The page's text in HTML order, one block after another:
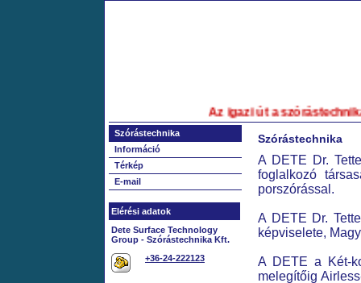
Az igazi út a
Szórástechnika
Információ
Térkép
E-mail
Elérési adatok
Dete Surface Technology
Group - Szórástechnika Kft.
+36-24-222123
Szórástechnika
A DETE Dr.
foglalkozó
porszórással.
A DETE Dr.
képviselete,
A DETE a Két-
melegítőig